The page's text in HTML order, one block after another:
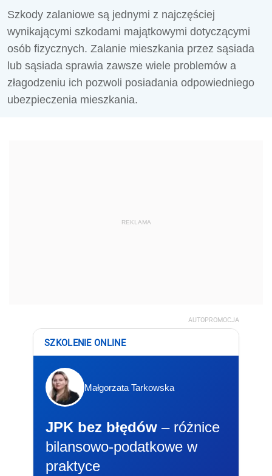
Szkody zalaniowe są jednymi z najczęściej
wynikającymi szkodami majątkowymi dotyczącymi
osób fizycznych. Zalanie mieszkania przez sąsiada
lub sąsiada sprawia zawsze wiele problemów a
złagodzeniu ich pozwoli posiadania odpowiedniego
ubezpieczenia mieszkania.
REKLAMA
AUTOPROMOCJA
SZKOLENIE ONLINE
Małgorzata Tarkowska
JPK bez błędów – różnice
bilansowo-podatkowe w
praktyce